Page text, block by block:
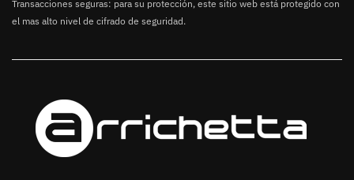
Transacciones seguras: para su protección, este sitio web está protegido con
el mas alto nivel de cifrado de seguridad.